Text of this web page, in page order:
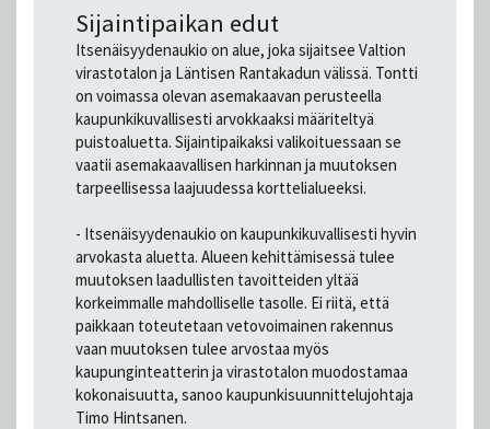
Sijaintipaikan edut
Itsenäisyydenaukio on alue, joka sijaitsee Valtion
virastotalon ja Läntisen Rantakadun välissä. Tontti
on voimassa olevan asemakaavan perusteella
kaupunkikuvallisesti arvokkaaksi määriteltyä
puistoaluetta. Sijaintipaikaksi valikoituessaan se
vaatii asemakaavallisen harkinnan ja muutoksen
tarpeellisessa laajuudessa korttelialueeksi.
- Itsenäisyydenaukio on kaupunkikuvallisesti hyvin
arvokasta aluetta. Alueen kehittämisessä tulee
muutoksen laadullisten tavoitteiden yltää
korkeimmalle mahdolliselle tasolle. Ei riitä, että
paikkaan toteutetaan vetovoimainen rakennus
vaan muutoksen tulee arvostaa myös
kaupunginteatterin ja virastotalon muodostamaa
kokonaisuutta, sanoo kaupunkisuunnittelujohtaja
Timo Hintsanen.